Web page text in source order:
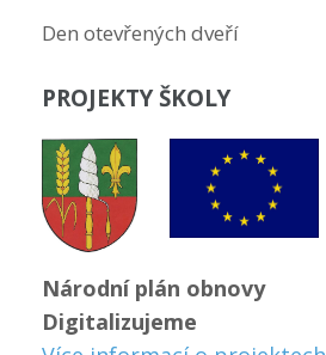
Den otevřených dveří
PROJEKTY ŠKOLY
Národní plán obnovy
Digitalizujeme